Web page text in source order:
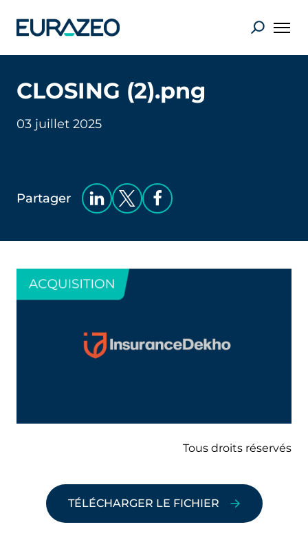
CLOSING (2).png
03 juillet 2025
Partager
Tous droits réservés
TÉLÉCHARGER LE FICHIER